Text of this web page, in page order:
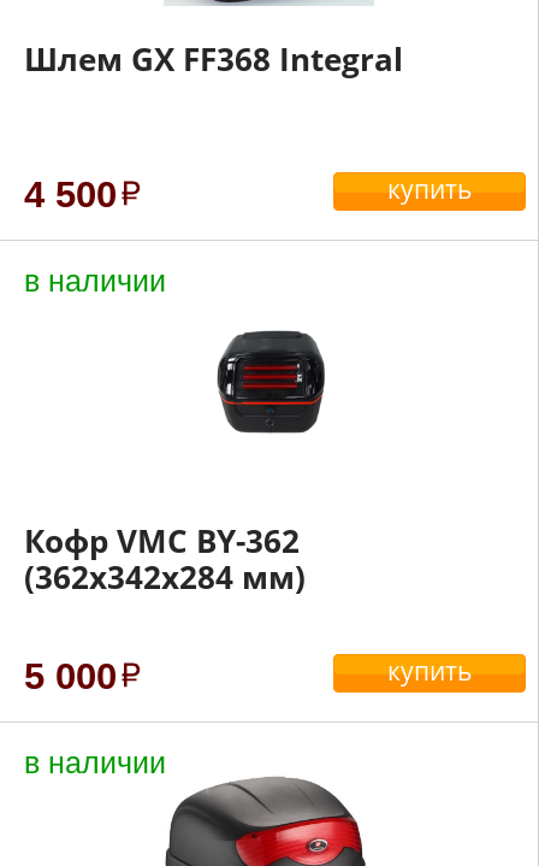
Шлем GX FF368 Integral
4 500 купить
в наличии
Кофр VMC BY-362
(362x342x284 мм)
5 000 купить
в наличии